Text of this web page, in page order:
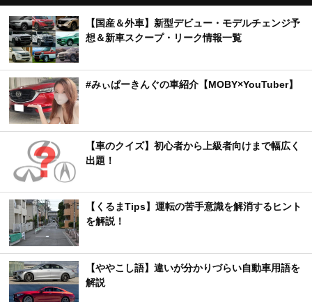
【国産＆外車】新型デビュー・モデルチェンジ予
想＆新車スクープ・リーク情報一覧
#みぃぱーきんぐの車紹介【MOBY×YouTuber】
【車のクイズ】初心者から上級者向けまで幅広く
出題！
【くるまTips】運転の苦手意識を解消するヒント
を解説！
【ややこし語】違いが分かりづらい自動車用語を
解説